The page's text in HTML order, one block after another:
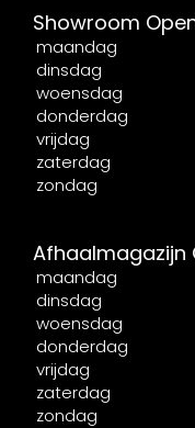
Showroom
maandag
dinsdag
woensdag
donderdag
vrijdag
zaterdag
zondag
Afhaalmagazijn
maandag
dinsdag
woensdag
donderdag
vrijdag
zaterdag
zondag